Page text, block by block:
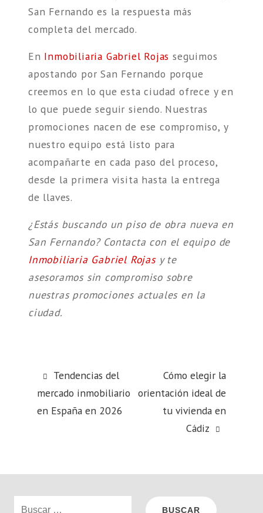
San Fernando es la respuesta más
completa del mercado.
En Inmobiliaria Gabriel Rojas seguimos
apostando por San Fernando porque
creemos en lo que esta ciudad ofrece y en
lo que puede seguir siendo. Nuestras
promociones nacen de ese compromiso, y
nuestro equipo está listo para
acompañarte en cada paso del proceso,
desde la primera visita hasta la entrega
de llaves.
¿Estás buscando un piso de obra nueva en
San Fernando? Contacta con el equipo de
Inmobiliaria Gabriel Rojasy te
asesoramos sin compromiso sobre
nuestras promociones actuales en la
ciudad.
Tendencias del
mercado inmobiliario
en España en 2026
Cómo elegir la
orientación ideal de
tu vivienda en
Cádiz
Buscar: